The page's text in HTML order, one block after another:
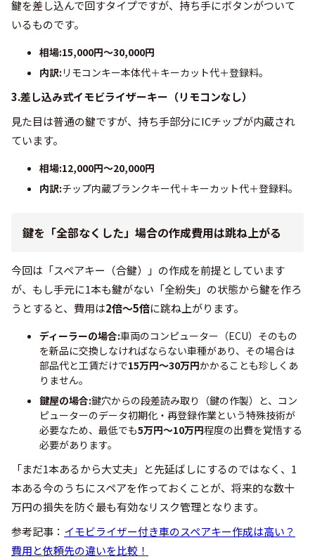
鍵を差し込んで回すタイプですが、持ち手にボタンがついて
いるものです。
相場:15,000円〜30,000円
内訳: リモコンキー本体代＋キーカット代＋登録料。
3.差し込み式イモビライザーキー（リモコンなし）
見た目は普通の鍵ですが、持ち手部分にICチップが内蔵され
ています。
相場:12,000円〜20,000円
内訳:チップ内蔵ブランクキー代＋キーカット代＋登録料。
鍵を「全部なくした」場合の作成費用は跳ね上がる
今回は「スペアキー（合鍵）」の作成を前提としています
が、もし手元に1本も鍵がない「全紛失」の状態から鍵を作ろ
うとすると、費用は2倍〜5倍に跳ね上がります。
ディーラーの場合:車両のコンピューター（ECU）そのもの
を新品に交換しなければならない車種があり、その場合は
部品代と工賃だけで15万円〜30万円かかることも珍しくあ
りません。
鍵屋の場合:鍵穴からの段差読み取り（鍵の作製）と、コン
ピューターのデータ初期化・再登録作業という特殊技術が
必要なため、最低でも5万円〜10万円程度の出費を覚悟する
必要があります。
「まだ1本あるから大丈夫」と先延ばしにするのではなく、1
本ある今のうちにスペアを作っておくことが、将来的な数十
万円の損失を防ぐ最も有効なリスク管理となります。
参考記事： イモビライザー付き車のスペアキー作成は高い？
費用と依頼先の違いを比較！